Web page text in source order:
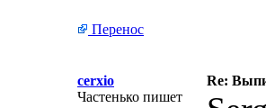
Перенос
cerxio
Re:
Частенько пишет